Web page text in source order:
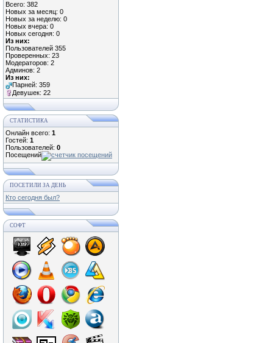
Всего: 382
Новых за месяц: 0
Новых за неделю: 0
Новых вчера: 0
Новых сегодня: 0
Из них:
Пользователей 355
Проверенных: 23
Модераторов: 2
Админов: 2
Из них:
Парней: 359
Девушек: 22
СТАТИСТИКА
Онлайн всего: 1
Гостей: 1
Пользователей: 0
Посещений
ПОСЕТИЛИ ЗА ДЕНЬ
Кто сегодня был?
СОФТ